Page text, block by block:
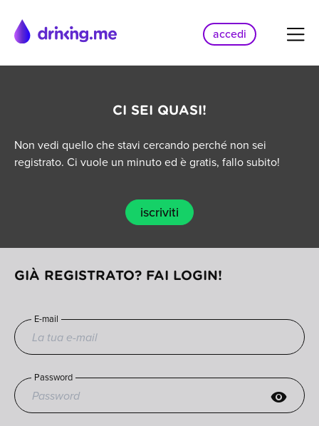
accedi
CI SEI QUASI!
Non vedi quello che stavi cercando perché non sei
registrato. Ci vuole un minuto ed è gratis, fallo subito!
iscriviti
GIÀ REGISTRATO? FAI LOGIN!
E-mail
Password
visibility